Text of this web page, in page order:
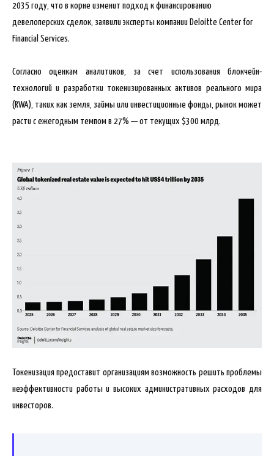
2035 году, что в корне изменит подход к финансированию
девелоперских сделок, заявили эксперты компании Deloitte Center for
Financial Services.
Согласно оценкам аналитиков, за счет использования блокчейн-
технологий и разработки токенизированных активов реального мира
(RWA), таких как земля, займы или инвестиционные фонды, рынок может
расти с ежегодным темпом в 27% — от текущих $300 млрд.
Токенизация предоставит организациям возможность решить проблемы
неэффективности работы и высоких административных расходов для
инвесторов.